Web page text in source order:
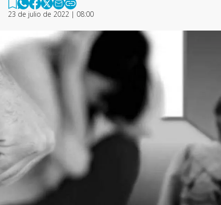
23 de julio de 2022 | 08:00